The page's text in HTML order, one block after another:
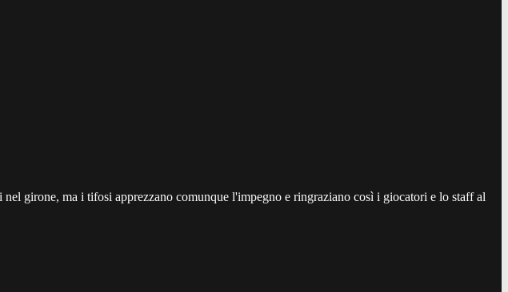
girone, ma i tifosi apprezzano comunque l'impegno e ringraziano così i giocatori e lo staff al